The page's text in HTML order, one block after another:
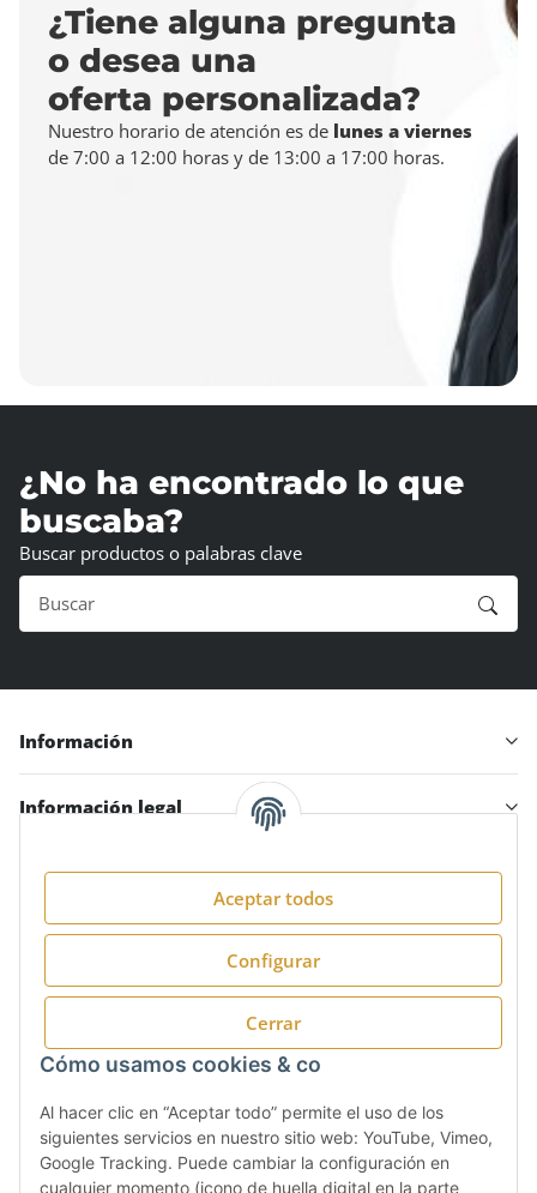
Aceptar todos
Configurar
Cerrar
Cómo usamos cookies & co
Al hacer clic en “Aceptar todo” permite el uso de los
siguientes servicios en nuestro sitio web: YouTube, Vimeo,
Google Tracking. Puede cambiar la configuración en
cualquier momento (icono de huella digital en la parte
¿Tiene alguna pregunta
o desea una
oferta personalizada?
Nuestro horario de atención es de lunes a viernes
de 7:00 a 12:00 horas y de 13:00 a 17:00 horas.
¿No ha encontrado lo que
buscaba?
Buscar productos o palabras clave
Información
Información legal